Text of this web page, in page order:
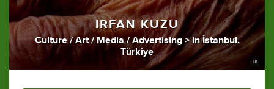
IRFAN KUZU
Culture / Art / Media / Advertising > inİstanbul,
Türkiye